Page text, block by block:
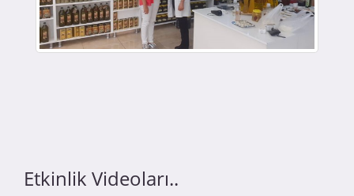
Etkinlik Videoları..